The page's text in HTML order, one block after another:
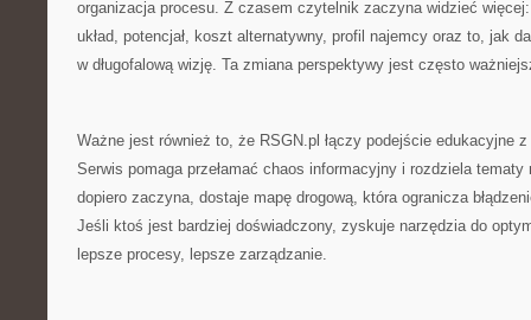
organizacja procesu. Z czasem czytelnik zaczyna widzieć
układ, potencjał, koszt alternatywny, profil najemcy oraz to, jak
w długofalową wizję. Ta zmiana perspektywy jest często
Ważne jest również to, że RSGN.pl łączy podejście edukacyjne z
Serwis pomaga przełamać chaos informacyjny i rozdziela
dopiero zaczyna, dostaje mapę drogową, która ogranicza
Jeśli ktoś jest bardziej doświadczony, zyskuje narzędzia do
lepsze procesy, lepsze zarządzanie.